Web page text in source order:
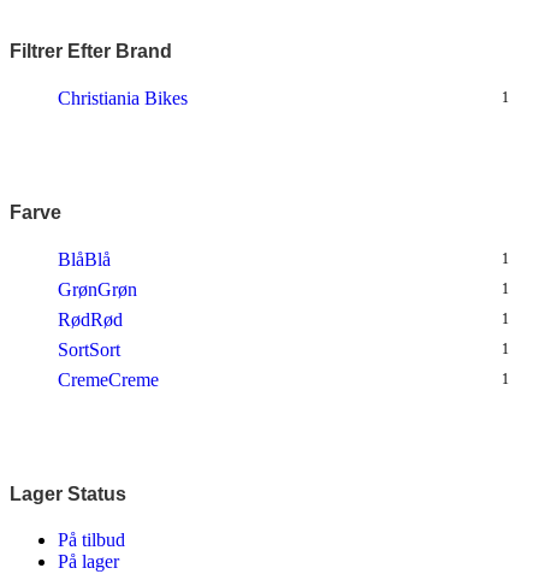
Filtrer Efter Brand
Christiania Bikes 1
Farve
BlåBlå 1
GrønGrøn 1
RødRød 1
SortSort 1
CremeCreme 1
Lager Status
På tilbud
På lager